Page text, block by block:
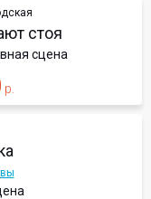
стоя
сцена
р.